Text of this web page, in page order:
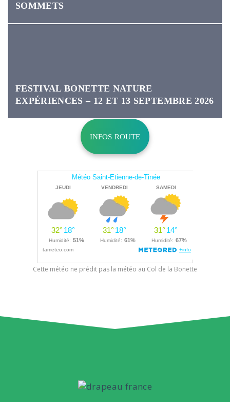
SOMMETS
FESTIVAL BONETTE NATURE
EXPÉRIENCES – 12 ET 13 SEPTEMBRE 2026
INFOS ROUTE
Cette météo ne prédit pas la météo au Col de la Bonette